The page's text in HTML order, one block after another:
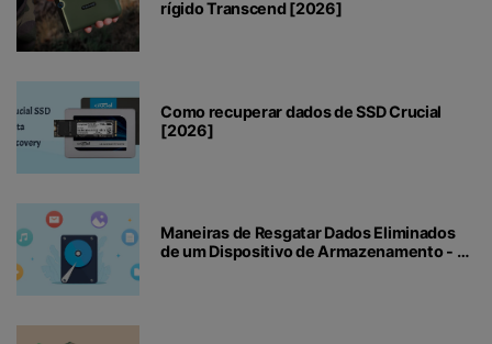
rígido Transcend [2026]
Como recuperar dados de SSD Crucial
[2026]
Maneiras de Resgatar Dados Eliminados
de um Dispositivo de Armazenamento - 6